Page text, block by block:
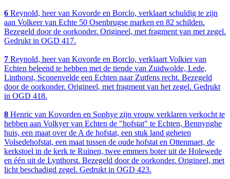
6 Reynold, heer van Kovorde en Borclo, verklaart schuldig te zijn
aan Volkeer van Echte 50 Osenbrugse marken en 82 schilden.
Bezegeld door de oorkonder. Origineel, met fragment van met zegel.
Gedrukt in OGD 417.
7 Reynold, heer van Kovorde en Borclo, verklaart Volkier van
Echten beleend te hebben met de tiende van Zuidwolde, Lede,
Linthorst, Sconenvelde een Echten naar Zutfens recht. Bezegeld
door de oorkonder. Origineel, met fragment van het zegel. Gedrukt
in OGD 418.
8 Henric van Kovorden en Sophye zijn vrouw verklaren verkocht te
hebben aan Volkyer van Echten de "hofstat" te Echten, Bennynghe
huis, een maat over de A de hofstat, een stuk land geheten
Volsedehofstat, een maat tussen de oude hofstat en Ottenmaet, de
kerkstoel in de kerk te Ruinen, twee emmers boter uit de Holewede
en één uit de Lynthorst. Bezegeld door de oorkonder. Origineel, met
licht beschadigd zegel. Gedrukt in OGD 423.